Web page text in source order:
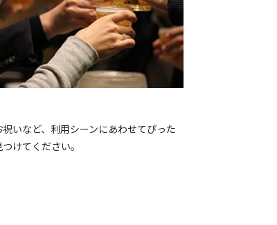
いなど、利用シーンにあわせてぴった
けてください。